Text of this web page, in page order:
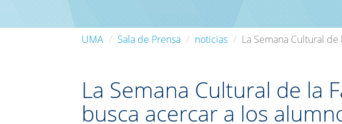
UMA Sala de Prensa noticias La Semana Cultural
La Semana Cultural de la
busca acercar a los